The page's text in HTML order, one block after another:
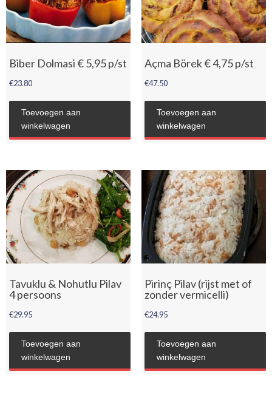
Biber Dolmasi € 5,95 p/st
€23.80
Toevoegen aan
winkelwagen
Açma Börek € 4,75 p/st
€47.50
Toevoegen aan
winkelwagen
Tavuklu & Nohutlu Pilav
4 persoons
€29.95
Toevoegen aan
winkelwagen
Pirinç Pilav (rijst met of
zonder vermicelli)
€24.95
Toevoegen aan
winkelwagen